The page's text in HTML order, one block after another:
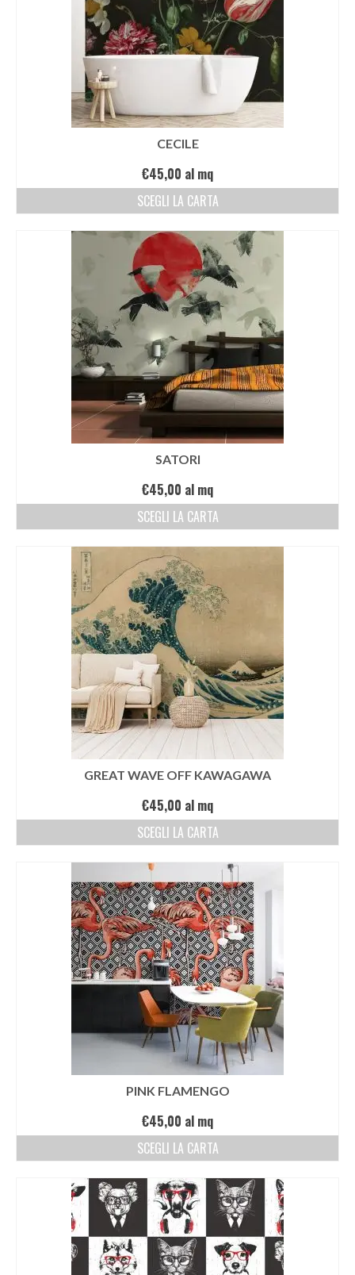
CECILE
€45,00 al mq
SCEGLI LA CARTA
SATORI
€45,00 al mq
SCEGLI LA CARTA
GREAT WAVE OFF KAWAGAWA
€45,00 al mq
SCEGLI LA CARTA
PINK FLAMENGO
€45,00 al mq
SCEGLI LA CARTA